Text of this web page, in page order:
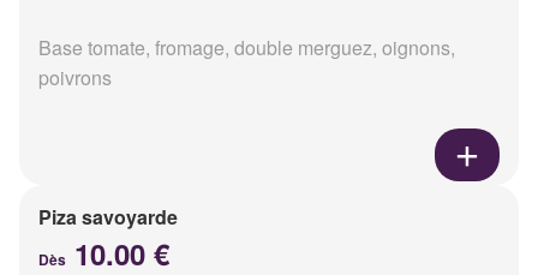
Base tomate, fromage, double merguez, oignons,
poivrons
Piza savoyarde
Dès 10.00 €